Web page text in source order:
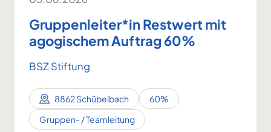
Gruppenleiter*in Restwert mit
agogischem Auftrag 60%
BSZ Stiftung
8862 Schübelbach
60%
Gruppen- / Teamleitung